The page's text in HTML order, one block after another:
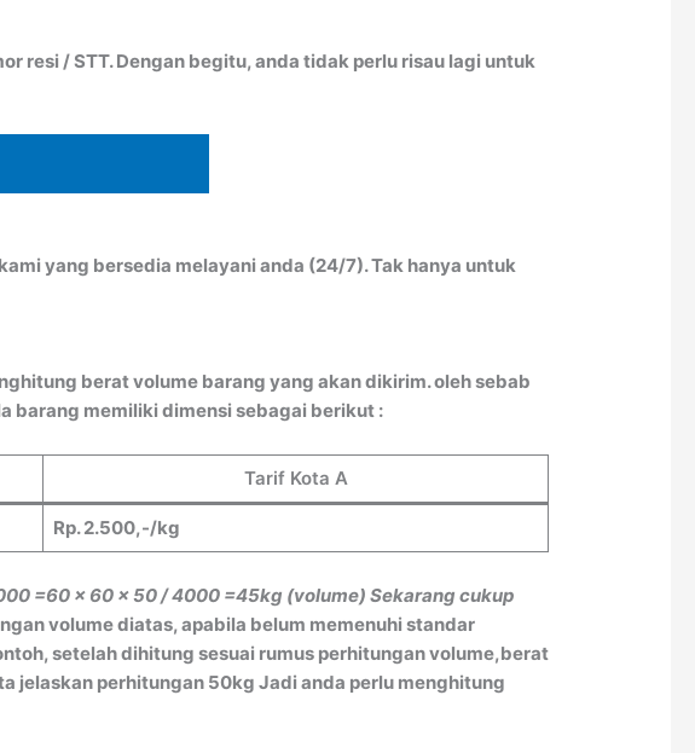
resi / STT. Dengan begitu, anda tidak perlu risau lagi untuk
yang bersedia melayani anda (24/7). Tak hanya untuk
berat volume barang yang akan dikirim. oleh sebab
barang memiliki dimensi sebagai berikut :
Tarif Kota A
Rp. 2.500,-/kg
=60 x 60 x 50 / 4000 =45kg (volume) Sekarang cukup
volume diatas, apabila belum memenuhi standar
setelah dihitung sesuai rumus perhitungan volume,berat
jelaskan perhitungan 50kg Jadi anda perlu menghitung